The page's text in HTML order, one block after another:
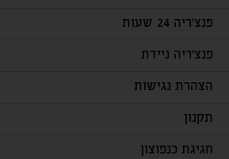
פנצ'ריה 24 שעות
פנצ'ריה ניידת
הצהרת נגישות
תקנון
חגיגת כנפוצון